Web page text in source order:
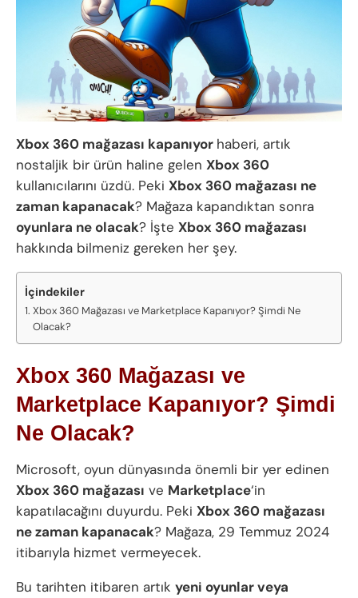
Xbox 360 mağazası kapanıyor haberi, artık
nostaljik bir ürün haline gelen Xbox 360
kullanıcılarını üzdü. Peki Xbox 360 mağazası ne
zaman kapanacak? Mağaza kapandıktan sonra
oyunlara ne olacak? İşte Xbox 360 mağazası
hakkında bilmeniz gereken her şey.
İçindekiler
Xbox 360 Mağazası ve Marketplace Kapanıyor? Şimdi Ne
Olacak?
Xbox 360 Mağazası ve
Marketplace Kapanıyor? Şimdi
Ne Olacak?
Microsoft, oyun dünyasında önemli bir yer edinen
Xbox 360 mağazası ve Marketplace‘in
kapatılacağını duyurdu. Peki Xbox 360 mağazası
ne zaman kapanacak? Mağaza, 29 Temmuz 2024
itibarıyla hizmet vermeyecek.
Bu tarihten itibaren artık yeni oyunlar veya